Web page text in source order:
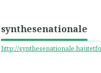
synthesenationale
http://